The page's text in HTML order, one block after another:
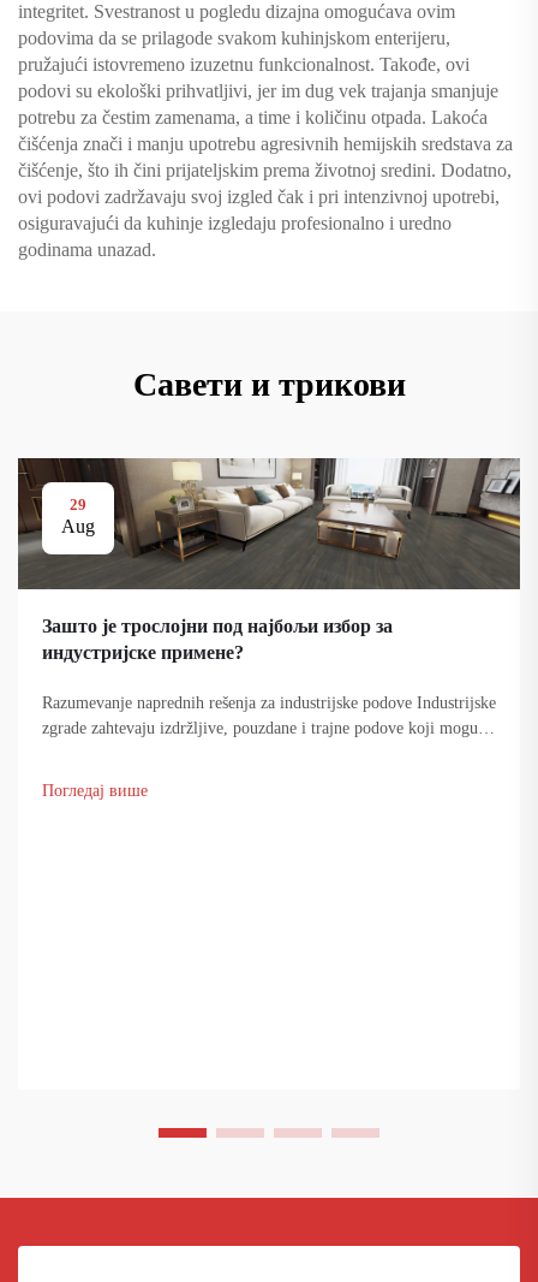
integritet. Svestranost u pogledu dizajna omogućava ovim
podovima da se prilagode svakom kuhinjskom enterijeru,
pružajući istovremeno izuzetnu funkcionalnost. Takođe, ovi
podovi su ekološki prihvatljivi, jer im dug vek trajanja smanjuje
potrebu za čestim zamenama, a time i količinu otpada. Lakoća
čišćenja znači i manju upotrebu agresivnih hemijskih sredstava za
čišćenje, što ih čini prijateljskim prema životnoj sredini. Dodatno,
ovi podovi zadržavaju svoj izgled čak i pri intenzivnoj upotrebi,
osiguravajući da kuhinje izgledaju profesionalno i uredno
godinama unazad.
Савети и трикови
29
Aug
Зашто је троcлојни под најбољи избор за
индустријске примене?
Razumevanje naprednih rešenja za industrijske podove Industrijske
zgrade zahtevaju izdržljive, pouzdane i trajne podove koji mogu
Погледај више